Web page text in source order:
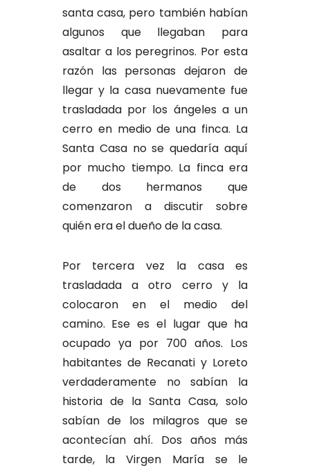
santa casa, pero también habían
algunos que llegaban para
asaltar a los peregrinos. Por esta
razón las personas dejaron de
llegar y la casa nuevamente fue
trasladada por los ángeles a un
cerro en medio de una finca. La
Santa Casa no se quedaría aquí
por mucho tiempo. La finca era
de dos hermanos que
comenzaron a discutir sobre
quién era el dueño de la casa.
Por tercera vez la casa es
trasladada a otro cerro y la
colocaron en el medio del
camino. Ese es el lugar que ha
ocupado ya por 700 años. Los
habitantes de Recanati y Loreto
verdaderamente no sabían la
historia de la Santa Casa, solo
sabían de los milagros que se
acontecían ahí. Dos años más
tarde, la Virgen María se le